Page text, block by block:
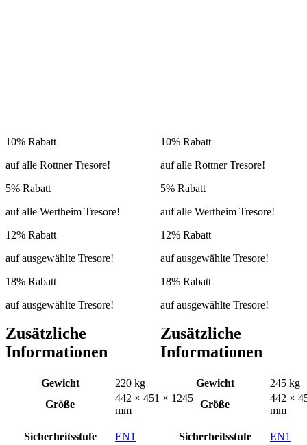
10% Rabatt
auf alle Rottner Tresore!
5% Rabatt
auf alle Wertheim Tresore!
12% Rabatt
auf ausgewählte Tresore!
18% Rabatt
auf ausgewählte Tresore!
Zusätzliche
Informationen
Gewicht
220 kg
Größe
442 × 451 × 1245
mm
Sicherheitsstufe EN1
10% Rabatt
auf alle Rottner Tresore!
5% Rabatt
auf alle Wertheim Tresore!
12% Rabatt
auf ausgewählte Tresore!
18% Rabatt
auf ausgewählte Tresore!
Zusätzliche
Informationen
Gewicht
245 kg
Größe
442 ×
mm
Sicherheitsstufe EN1